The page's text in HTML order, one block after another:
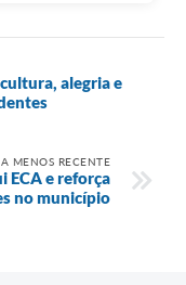
alegria e
MENOS RECENTE
ECA e reforça
no município